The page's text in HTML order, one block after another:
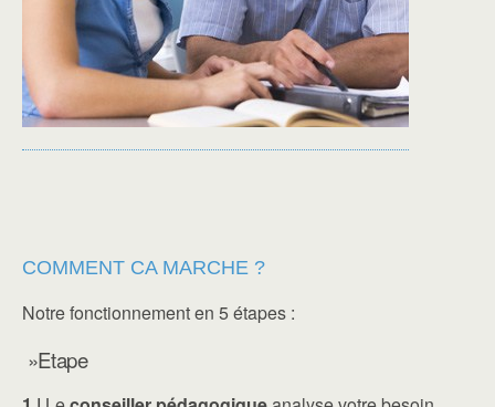
COMMENT CA MARCHE ?
Notre fonctionnement en 5 étapes :
»Etape